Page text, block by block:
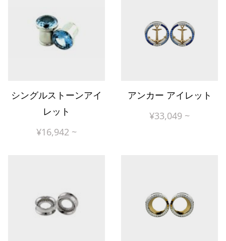
シングルストーンアイ
レット
¥16,942 ~
アンカー アイレット
¥33,049 ~